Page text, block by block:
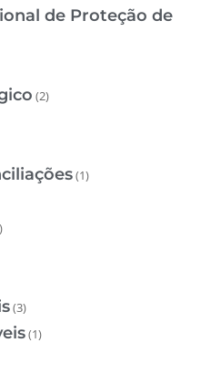
de Proteção de
(2)
(1)
(3)
(1)